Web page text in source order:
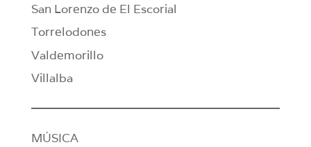
San Lorenzo de El Escorial
Torrelodones
Valdemorillo
Villalba
MÚSICA